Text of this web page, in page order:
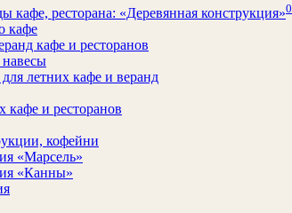
кафе, ресторана: «Деревянная конструкция»0
кафе
кафе и ресторанов
летних кафе и веранд
кафе и ресторанов
кофейни
«Марсель»
«Канны»